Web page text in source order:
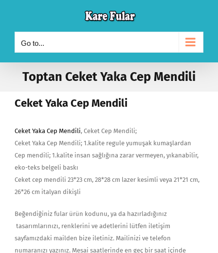
content
Go to...
Toptan Ceket Yaka Cep Mendili
Ceket Yaka Cep Mendili
Ceket Yaka Cep Mendili, Ceket Cep Mendili;
Ceket Yaka Cep Mendili; 1.kalite regule yumuşak kumaşlardan
Cep mendili; 1.kalite insan sağlığına zarar vermeyen, yıkanabilir,
eko-teks belgeli baskı
Ceket cep mendili 23*23 cm, 28*28 cm lazer kesimli veya 21*21 cm,
26*26 cm italyan dikişli
Beğendiğiniz fular ürün kodunu, ya da hazırladığınız
tasarımlarınızı, renklerini ve adetlerini lütfen iletişim
sayfamızdaki mailden bize iletiniz. Mailinizi ve telefon
numaranızı yazınız. Mesai saatlerinde en geç bir saat içinde